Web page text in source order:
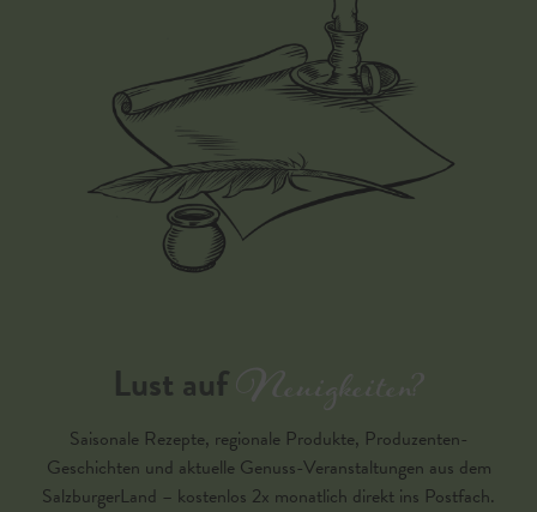
Lust aufNeuigkeiten?
Saisonale Rezepte, regionale Produkte, Produzenten-
Geschichten und aktuelle Genuss-Veranstaltungen aus dem
SalzburgerLand – kostenlos 2x monatlich direkt ins Postfach.